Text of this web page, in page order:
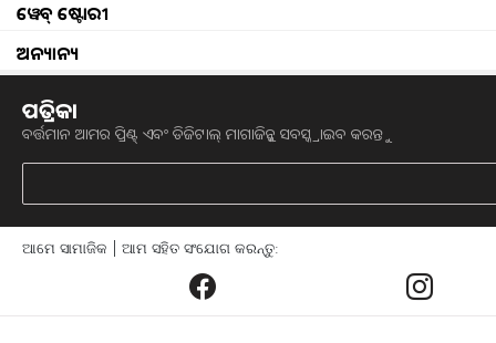
ୱେବ୍ ଷ୍ଟୋରୀ
ଅନ୍ୟାନ୍ୟ
ପତ୍ରିକା
ବର୍ତ୍ତମାନ ଆମର ପ୍ରିଣ୍ଟ୍ ଏବଂ ଡିଜିଟାଲ୍ ମାଗାଜିନ୍କୁ ସବସ୍କ୍ରାଇବ କରନ୍ତୁ
ଆମେ ସାମାଜିକ | ଆମ ସହିତ ସଂଯୋଗ କରନ୍ତୁ:
health tips top 6 warning signs your
ଆମର କୋଲେଷ୍ଟ୍ରଲ୍
ସ୍ତର ବୃଦ୍ଧି ପାଏ, ଶରୀରରେ କିଛି ଲକ୍ଷଣ